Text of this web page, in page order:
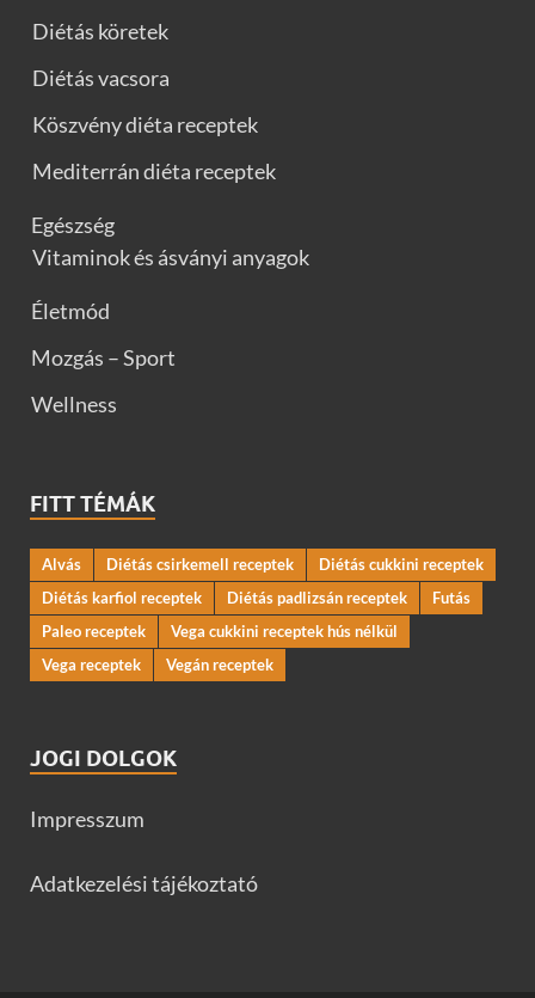
Diétás köretek
Diétás vacsora
Köszvény diéta receptek
Mediterrán diéta receptek
Egészség
Vitaminok és ásványi anyagok
Életmód
Mozgás – Sport
Wellness
FITT TÉMÁK
Alvás Diétás csirkemell receptek
Diétás cukkini receptek
Diétás karfiol receptek
Diétás padlizsán receptek
Futás
Paleo receptek
Vega cukkini receptek hús nélkül
Vega receptek
Vegán receptek
JOGI DOLGOK
Impresszum
Adatkezelési tájékoztató